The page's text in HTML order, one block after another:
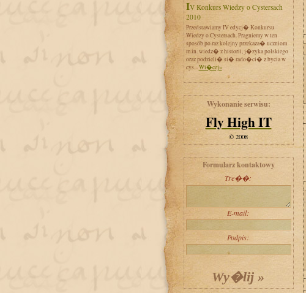
IV Konkurs Wiedzy o Cystersach
2010
Przedstawiamy IV edycj� Konkursu
Wiedzy o Cystersach. Pragniemy w ten
sposób po raz kolejny przekaza� uczniom
m.in. wiedz� z historii, j�zyka polskiego
oraz podzieli� si� rado�ci� z bycia w
cys...Wi�cej»
Wykonanie serwisu:
Fly High IT
© 2008
Formularz kontaktowy
Tre��:
E-mail:
Podpis: